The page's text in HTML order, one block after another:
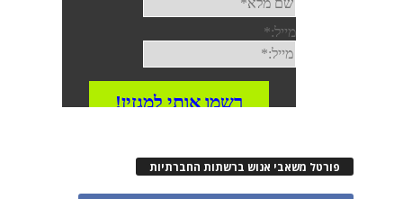
פורטל משאבי אנוש ברשתות החברתיות